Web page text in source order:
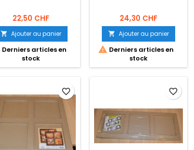
22,50 CHF
 Ajouter au panier
Derniers articles en
stock
24,30 CHF
 Ajouter au panier
 Derniers articles en
stock
favorite_border favorite_border